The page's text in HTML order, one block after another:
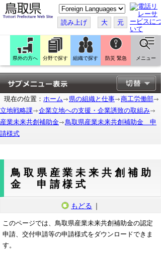
こ
の
ペ
ー
ジ
翻
訳
す
る
読み上げ 大 元
県外の方へ 分野で探す 組織で探す 防災 緊急 メニュー
現在の位置： ホーム 県の組織と仕事
商工労働部
立地戦略課
企業立地への支援・企業誘致の取組み
産業未来共創補助金
鳥取県産業未来共創補助金 申
請様式
鳥取県産業未来共創補助
金 申請様式
もどる ｜
このページでは、鳥取県産業未来共創補助金の認定
申請、交付申請等の申請様式をダウンロードできま
す。